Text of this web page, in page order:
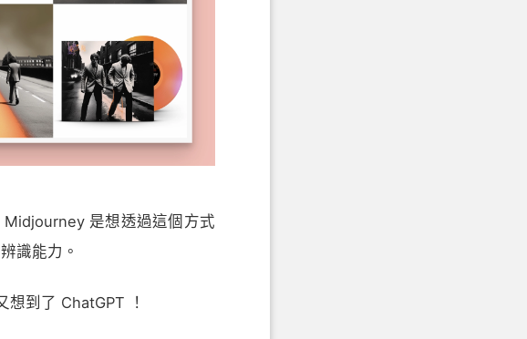
是想透過這個方式
識能力。
到了 ChatGPT ！